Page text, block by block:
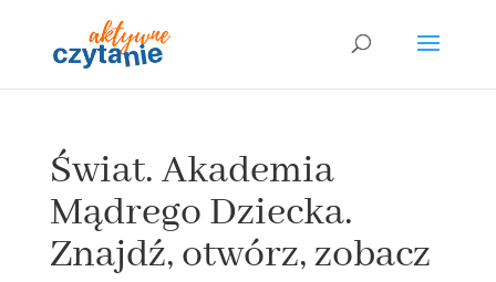
Świat. Akademia
Mądrego Dziecka.
Znajdź, otwórz, zobacz